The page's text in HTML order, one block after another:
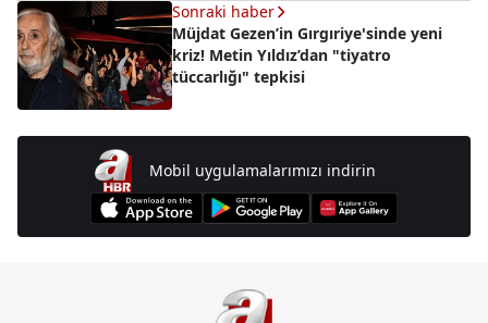
Sonraki haber
Müjdat Gezen’in Gırgıriye'sinde yeni
kriz! Metin Yıldız’dan "tiyatro
tüccarlığı" tepkisi
Mobil uygulamalarımızı indirin